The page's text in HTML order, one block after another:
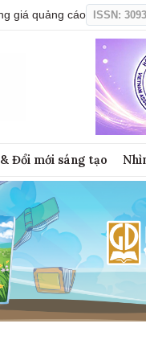
giá quảng cáo ISSN:
Đổi mới sáng tạo